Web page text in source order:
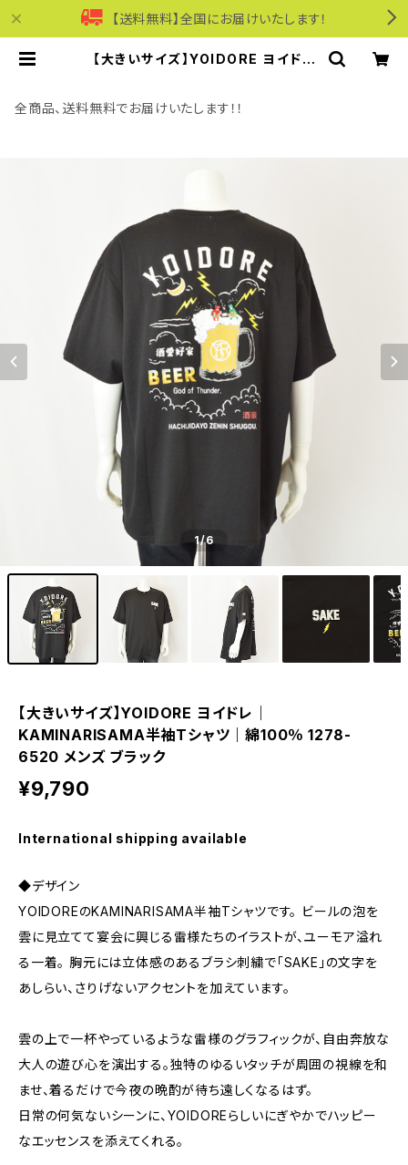
【送料無料】全国にお届けいたします！
【大きいサイズ】YOIDORE ヨイドレ
ク | モリワンワールドオンラインショ
ップ｜ビジネス・カジュアル
全商品、送料無料でお届けいたします！！
1/6
【大きいサイズ】YOIDORE ヨイドレ｜
KAMINARISAMA半袖Tシャツ｜綿100％ 1278-
6520 メンズ ブラック
¥9,790
International shipping available
◆デザイン
YOIDOREのKAMINARISAMA半袖Tシャツです。 ビールの泡を
雲に見立てて宴会に興じる雷様たちのイラストが、ユーモア溢れ
る一着。 胸元には立体感のあるブラシ刺繍で「SAKE」の文字を
あしらい、さりげないアクセントを加えています。
雲の上で一杯やっているような雷様のグラフィックが、自由奔放な
大人の遊び心を演出する。独特のゆるいタッチが周囲の視線を和
ませ、着るだけで今夜の晩酌が待ち遠しくなるはず。
日常の何気ないシーンに、YOIDOREらしいにぎやかでハッピー
なエッセンスを添えてくれる。